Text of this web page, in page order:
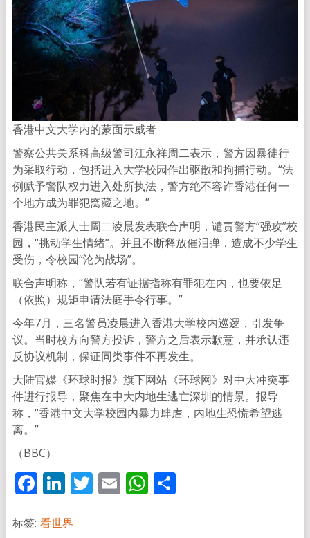
香港中文大学内的蒙面示威者
警察公共关系科高级警司江永祥周二表示，警方因暴徒行
为采取行动，包括进入大学校园作出驱散和拘捕行动。“法
例赋予警队权力进入处所执法，警方绝不容许香港任何一
个地方成为罪犯窝藏之地。”
香港民主派人士周二凌晨发表联合声明，谴责警方“强攻”校
园，“挑动学生情绪”。并且不断释放催泪弹，造成不少学生
受伤，令校园“沦为战场”。
联合声明称，“警队若有证据指称有罪犯在内，也要依足
（依照）规矩申请法庭手令行事。”
今年7月，三名警员凌晨进入香港大学校内巡逻，引发争
议。当时校方向警方投诉，警方之后表示歉意，并承认违
反协议机制，保证同类事件不再发生。
大陆官媒《环球时报》旗下网站《环球网》对中大冲突事
件进行报导，聚焦在中大内地生逃亡深圳的情景。报导
称，“香港中文大学校园内暴力肆虐，内地生恐慌希望逃
离。”
（BBC）
Facebook
LinkedIn
Twitter
EmailWhatsApp
分
标签: 看世界